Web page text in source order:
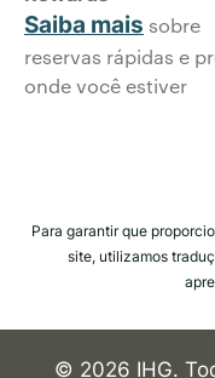
Saiba mais sobre
reservas rápidas e
onde você estiver
Para garantir que
site, utilizamos
© 2026 IHG.